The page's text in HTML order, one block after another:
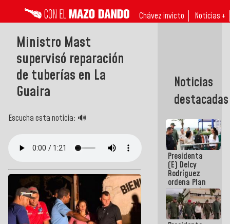
Chávez invicto Noticias ↓
Ministro Mast
supervisó reparación
de tuberías en La
Guaira
Escucha esta noticia: 🔊
Noticias
destacadas
Presidenta
(E) Delcy
Rodríguez
ordena Plan
maestro de
desarrollo
logístico y
turístico